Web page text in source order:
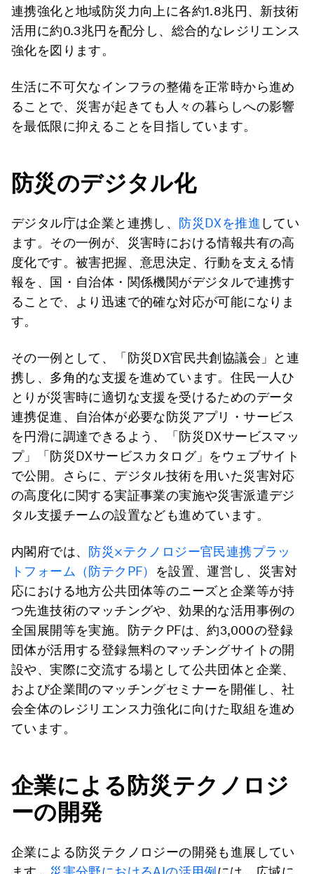
連携強化と地域防災力向上に各約1.8兆円、新技術
活用に約0.3兆円を配分し、総合的なレジリエンス
強化を図ります。
生活に不可欠なインフラの整備を正常時から進め
ることで、災害が起きても人々の暮らしへの影響
を最低限に抑えることを目指しています。
防災のデジタル化
デジタル庁は企業と連携し、 防災DXを推進 してい
ます。その一例が、災害時における情報共有の高
度化です。被害把握、意思決定、行動を支える情
報を、国・自治体・関係機関がデジタルで連携す
ることで、より迅速で的確な対応が可能になりま
す。
その一例として、「防災DX官民共創協議会」と連
携し、多角的な支援を進めています。住民一人ひ
とりが災害時に適切な支援を受けるためのデータ
連携促進、自治体が必要な防災アプリ・サービス
を円滑に調達できるよう、「防災DXサービスマッ
プ」「防災DXサービスカタログ」をウェブサイト
で公開。さらに、デジタル技術を用いた災害対応
の高度化に関する実証事業の実施や災害派遣デジ
タル支援チームの設置なども進めています。
内閣府では、 防災×テクノロジー官民連携プラッ
トフォーム（防テクPF）
を設置、運営し、災害対
応における地方公共団体等のニーズと企業等が持
つ先進技術のマッチングや、効果的な活用事例の
全国展開等を実施。防テクPFは、約3,000の登録
団体が活用する登録無料のマッチングサイトの開
設や、実際に交流する場として公共団体と企業、
および企業間のマッチングセミナーを開催し、社
会全体のレジリエンス力強化に向けた取組を進め
ています。
企業による防災テクノロジ
ーの開発
企業による防災テクノロジーの開発も進展してい